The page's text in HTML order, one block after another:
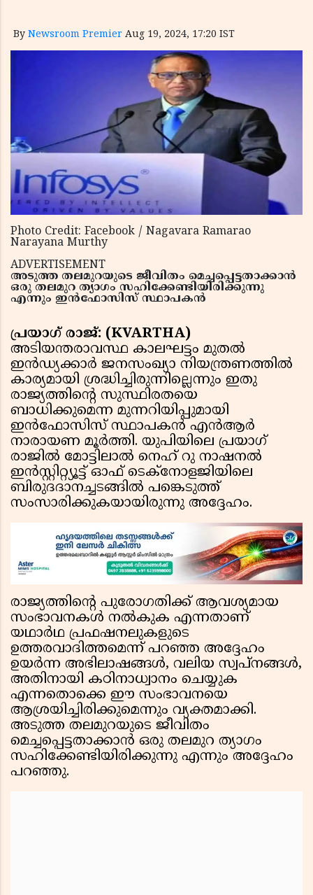
By Newsroom Premier Aug 19, 2024, 17:20 IST
Photo Credit: Facebook / Nagavara Ramarao
Narayana Murthy
ADVERTISEMENT
അടുത്ത തലമുറയുടെ ജീവിതം മെച്ചപ്പെട്ടതാക്കാന്‍
ഒരു തലമുറ ത്യാഗം സഹിക്കേണ്ടിയിരിക്കുന്നു
എന്നും ഇന്‍ഫോസിസ് സ്ഥാപകന്‍
പ്രയാഗ് രാജ്: (KVARTHA)
അടിയന്തരാവസ്ഥ കാലഘട്ടം മുതല്‍
ഇന്‍ഡ്യക്കാര്‍ ജനസംഖ്യാ നിയന്ത്രണത്തില്‍
കാര്യമായി ശ്രദ്ധിച്ചിരുന്നില്ലെന്നും ഇതു
രാജ്യത്തിന്റെ സുസ്ഥിരതയെ
ബാധിക്കുമെന്ന മുന്നറിയിപ്പുമായി
ഇന്‍ഫോസിസ് സ്ഥാപകന്‍ എന്‍ആര്‍
നാരായണ മൂര്‍ത്തി. യുപിയിലെ പ്രയാഗ്
രാജില്‍ മോട്ടിലാല്‍ നെഹ് റു നാഷനല്‍
ഇന്‍സ്റ്റിറ്റ്യൂട്ട് ഓഫ് ടെക്‌നോളജിയിലെ
ബിരുദദാനച്ചടങ്ങില്‍ പങ്കെടുത്ത്
സംസാരിക്കുകയായിരുന്നു അദ്ദേഹം.
രാജ്യത്തിന്റെ പുരോഗതിക്ക് ആവശ്യമായ
സംഭാവനകള്‍ നല്‍കുക എന്നതാണ്
യഥാര്‍ഥ പ്രഫഷനലുകളുടെ
ഉത്തരവാദിത്തമെന്ന് പറഞ്ഞ അദ്ദേഹം
ഉയര്‍ന്ന അഭിലാഷങ്ങള്‍, വലിയ സ്വപ്നങ്ങള്‍,
അതിനായി കഠിനാധ്വാനം ചെയ്യുക
എന്നതൊക്കെ ഈ സംഭാവനയെ
ആശ്രയിച്ചിരിക്കുമെന്നും വ്യക്തമാക്കി.
അടുത്ത തലമുറയുടെ ജീവിതം
മെച്ചപ്പെട്ടതാക്കാന്‍ ഒരു തലമുറ ത്യാഗം
സഹിക്കേണ്ടിയിരിക്കുന്നു എന്നും അദ്ദേഹം
പറഞ്ഞു.